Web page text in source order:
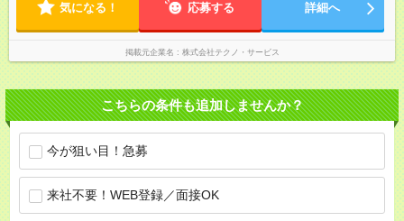
気になる！ 応募する 詳細へ
掲載元企業名 株式会社テクノ・サービス
こちらの条件も追加しませんか？
今が狙い目！急募
来社不要！WEB登録／面接OK